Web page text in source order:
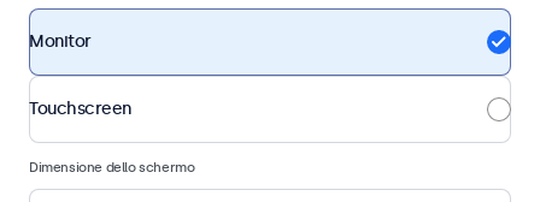
Monitor
Touchscreen
Dimensione dello schermo